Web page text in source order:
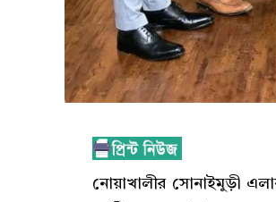
নোয়াখালীর সোনাইমুড়ী